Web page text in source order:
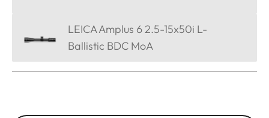
LEICA Amplus 6 2.5-15x50i L-
Ballistic BDC MoA